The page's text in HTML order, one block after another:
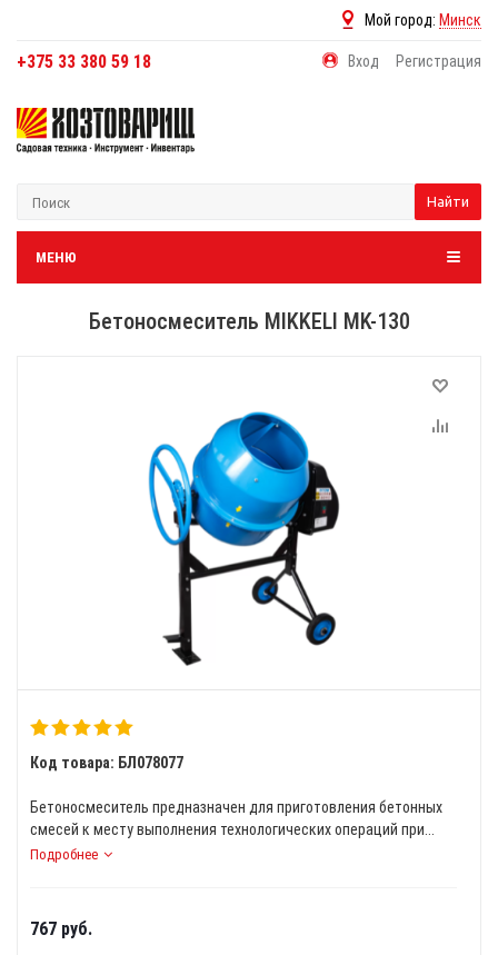
Мой город: Минск
+375 33 380 59 18 Вход Регистрация
Найти
МЕНЮ
Бетоносмеситель MIKKELI MK-130
Код товара: БЛ078077
Бетоносмеситель предназначен для приготовления бетонных
смесей к месту выполнения технологических операций при...
Подробнее
767 руб.